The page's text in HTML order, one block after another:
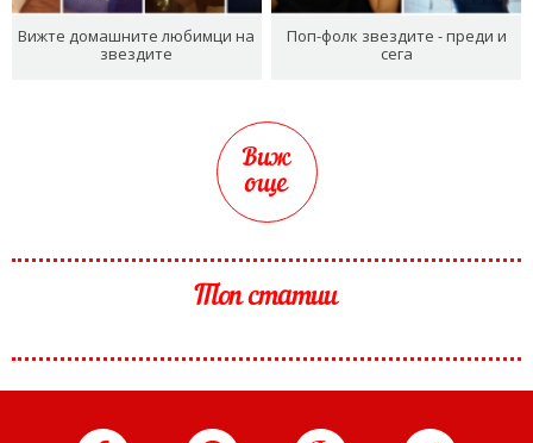
Вижте домашните любимци на
звездите
Поп-фолк звездите - преди и
сега
Виж
още
Топ статии